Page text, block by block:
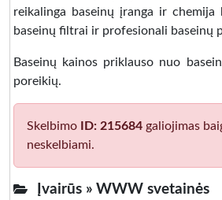
reikalinga baseinų įranga ir chemija
baseinų filtrai ir profesionali baseinų
Baseinų kainos priklauso nuo
poreikių.
Skelbimo ID: 215684 galiojimas
neskelbiami.
Įvairūs » WWW svetainės